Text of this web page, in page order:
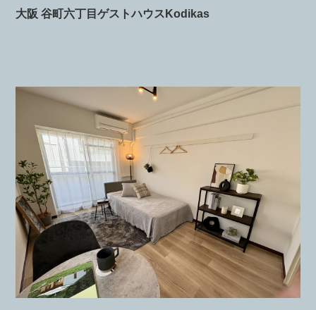
大阪 谷町六丁目ゲストハウスKodikas